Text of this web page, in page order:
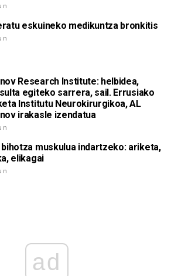
eskuineko medikuntza bronkitis
Research Institute: helbidea,
egiteko sarrera, sail. Errusiako
Institutu Neurokirurgikoa, AL
irakasle izendatua
bihotza muskulua indartzeko: ariketa,
elikagai
ad